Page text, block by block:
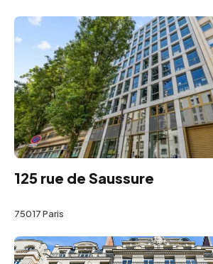
125 rue de Saussure
75017 Paris